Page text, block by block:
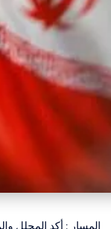
المسار : أكد المحلل